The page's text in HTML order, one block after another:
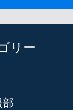
リー